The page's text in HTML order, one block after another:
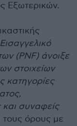
Εξωτερικών.
(PNF) άνοιξε
στοιχείων
κατηγορίες
συναφείς
όρους με